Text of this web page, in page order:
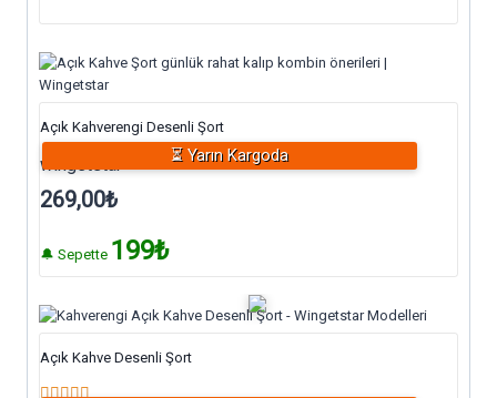
⏳ Yarın Kargoda
Açık Kahverengi Desenli Şort
wingetstar
269,00₺
🔔 Sepette 199₺
Açık Kahve Desenli Şort